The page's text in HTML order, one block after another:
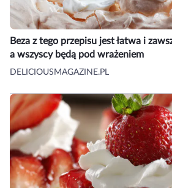
Beza z tego przepisu jest łatwa i
a wszyscy będą pod wrażeniem
DELICIOUSMAGAZINE.PL